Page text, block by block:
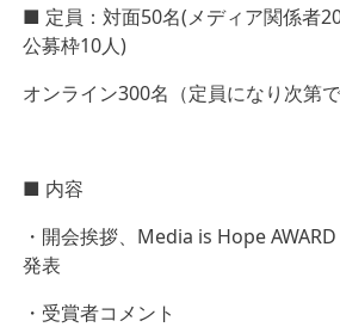
■ 定員：対面50名(メディア関係者
公募枠10人)
オンライン300名（定員になり次第で
■ 内容
・開会挨拶、Media is Hope
発表
・受賞者コメント